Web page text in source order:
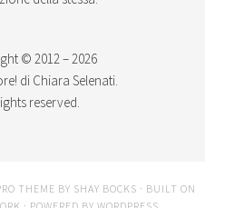
© 2012 – 2026
di Chiara Selenati.
reserved.
THEME BY SHAY BOCKS · BUILT ON